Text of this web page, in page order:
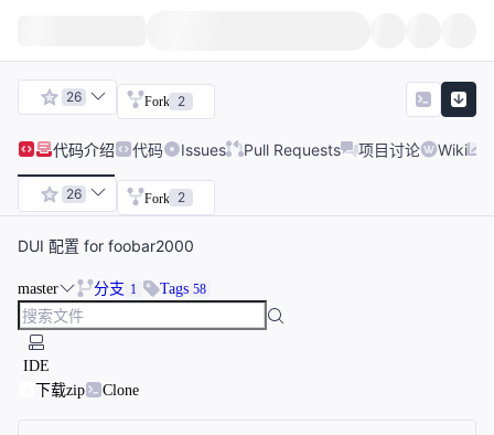
26 Fork 2
代码介绍 代码 Issues Pull Requests 项目讨论 Wiki
26 Fork 2
DUI 配置 for foobar2000
master 分支 1 Tags 58
IDE
下载zip
Clone